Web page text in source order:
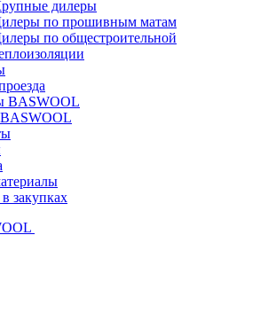
дилеры
по прошивным матам
по общестроительной
BASWOOL
закупках